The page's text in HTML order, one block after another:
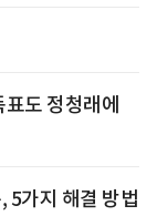
도 정청래에
5가지 해결 방법